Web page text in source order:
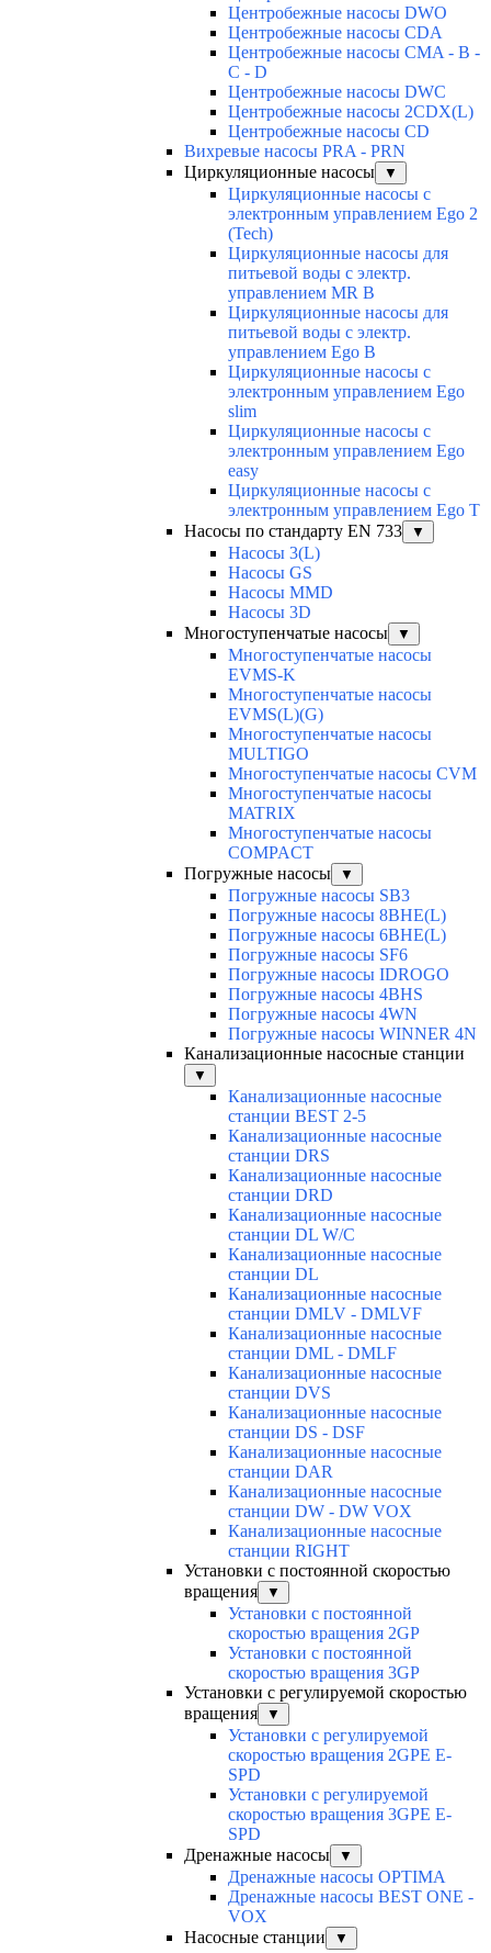
Центробежные насосы DWO
Центробежные насосы CDA
Центробежные насосы CMA - B -
C - D
Центробежные насосы DWC
Центробежные насосы 2CDX(L)
Центробежные насосы CD
Вихревые насосы PRA - PRN
Циркуляционные насосы
▼
Циркуляционные насосы с
электронным управлением Ego 2
(Tech)
Циркуляционные насосы для
питьевой воды с электр.
управлением MR B
Циркуляционные насосы для
питьевой воды с электр.
управлением Ego B
Циркуляционные насосы с
электронным управлением Ego
slim
Циркуляционные насосы с
электронным управлением Ego
easy
Циркуляционные насосы с
электронным управлением Ego T
Насосы по стандарту EN 733
▼
Насосы 3(L)
Насосы GS
Насосы MMD
Насосы 3D
Многоступенчатые насосы
▼
Многоступенчатые насосы
EVMS-K
Многоступенчатые насосы
EVMS(L)(G)
Многоступенчатые насосы
MULTIGO
Многоступенчатые насосы CVM
Многоступенчатые насосы
MATRIX
Многоступенчатые насосы
COMPACT
Погружные насосы
▼
Погружные насосы SB3
Погружные насосы 8BHE(L)
Погружные насосы 6BHE(L)
Погружные насосы SF6
Погружные насосы IDROGO
Погружные насосы 4BHS
Погружные насосы 4WN
Погружные насосы WINNER 4N
Канализационные насосные станции
▼
Канализационные насосные
станции BEST 2-5
Канализационные насосные
станции DRS
Канализационные насосные
станции DRD
Канализационные насосные
станции DL W/C
Канализационные насосные
станции DL
Канализационные насосные
станции DMLV - DMLVF
Канализационные насосные
станции DML - DMLF
Канализационные насосные
станции DVS
Канализационные насосные
станции DS - DSF
Канализационные насосные
станции DAR
Канализационные насосные
станции DW - DW VOX
Канализационные насосные
станции RIGHT
Установки с постоянной скоростью
вращения
▼
Установки с постоянной
скоростью вращения 2GP
Установки с постоянной
скоростью вращения 3GP
Установки с регулируемой скоростью
вращения
▼
Установки с регулируемой
скоростью вращения 2GPE E-
SPD
Установки с регулируемой
скоростью вращения 3GPE E-
SPD
Дренажные насосы
▼
Дренажные насосы OPTIMA
Дренажные насосы BEST ONE -
VOX
Насосные станции
▼